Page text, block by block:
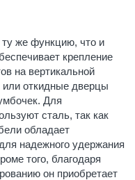
же функцию, что и
крепление
на вертикальной
или откидные дверцы
Для
сталь, так как
обладает
надежного удержания
того, благодаря
он приобретает